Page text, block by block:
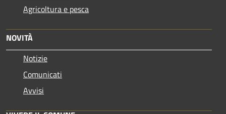
Agricoltura e pesca
NOVITÀ
Notizie
Comunicati
Avvisi